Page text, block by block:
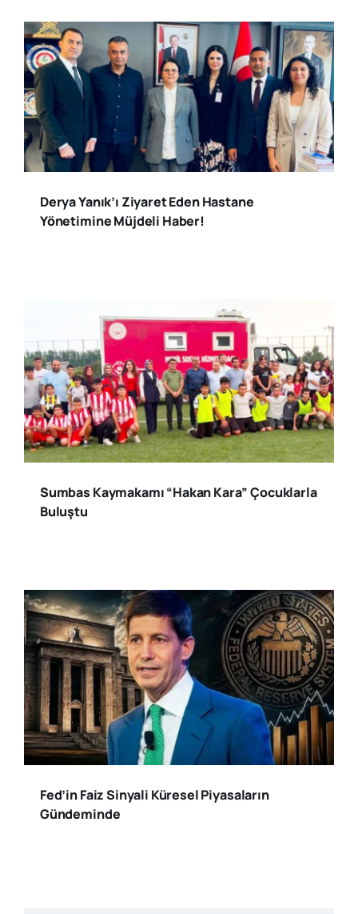
Derya Yanık’ı Ziyaret Eden Hastane
Yönetimine Müjdeli Haber!
Sumbas Kaymakamı “Hakan Kara” Çocuklarla
Buluştu
Fed’in Faiz Sinyali Küresel Piyasaların
Gündeminde